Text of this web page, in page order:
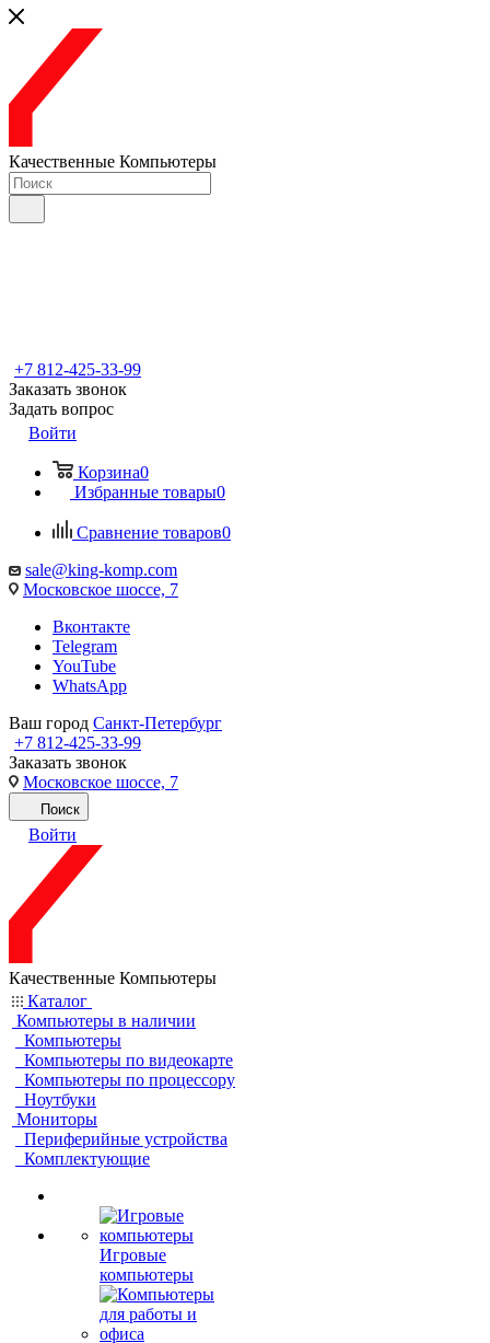
Качественные Компьютеры
+7 812-425-33-99
Заказать звонок
Задать вопрос
Войти
Корзина0
Избранные товары0
Сравнение товаров0
sale@king-komp.com
Московское шоссе, 7
Вконтакте
Telegram
YouTube
WhatsApp
Ваш город Санкт-Петербург
+7 812-425-33-99
Заказать звонок
Московское шоссе, 7
Поиск
Войти
Качественные Компьютеры
Каталог
Компьютеры в наличии
Компьютеры
Компьютеры по видеокарте
Компьютеры по процессору
Ноутбуки
Мониторы
Периферийные устройства
Комплектующие
Игровые
компьютеры